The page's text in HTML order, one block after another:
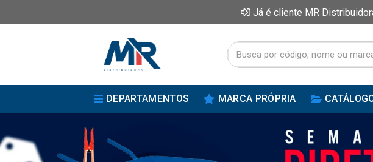
Já é cliente MR
DEPARTAMENTOS MARCA PRÓPRIA